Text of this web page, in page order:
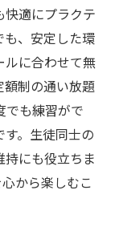
適にプラクテ
も、安定した環
ルに合わせて無
制の通い放題
でも練習がで
。生徒同士の
にも役立ちま
から楽しむこ